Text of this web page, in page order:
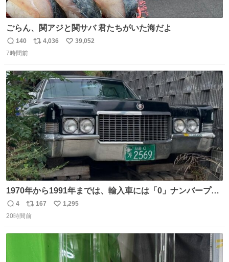
ごらん、関アジと関サバ 君たちがいた海だよ
返
信
140
リ
ト
数
4,036
い
数
39,052
7時間前
1970年から1991年までは、輸入車には「0」ナンバープレ
ートが使用されていました。 その後、この制度は廃止さ
れ、すべての「0」ナンバープレートは抹消・無効化され
着した車両が発見されました。 今でも残っていること自体
が奇跡です……。
返
信
4
リ
ポ
167
い
数
1,295
20時間前